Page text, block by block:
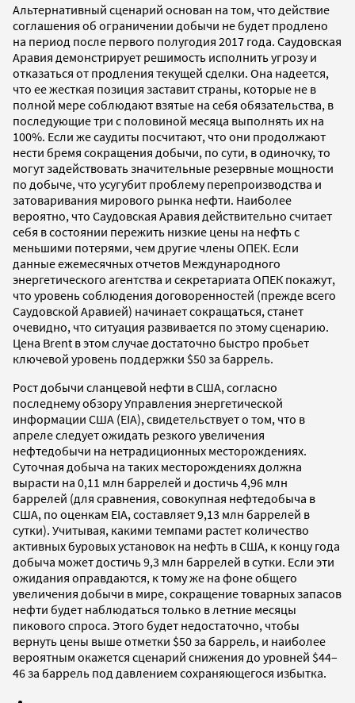
Альтернативный сценарий основан на том, что действие
соглашения об ограничении добычи не будет продлено
на период после первого полугодия 2017 года. Саудовская
Аравия демонстрирует решимость исполнить угрозу и
отказаться от продления текущей сделки. Она надеется,
что ее жесткая позиция заставит страны, которые не в
полной мере соблюдают взятые на себя обязательства, в
последующие три с половиной месяца выполнять их на
100%. Если же саудиты посчитают, что они продолжают
нести бремя сокращения добычи, по сути, в одиночку, то
могут задействовать значительные резервные мощности
по добыче, что усугубит проблему перепроизводства и
затоваривания мирового рынка нефти. Наиболее
вероятно, что Саудовская Аравия действительно считает
себя в состоянии пережить низкие цены на нефть с
меньшими потерями, чем другие члены ОПЕК. Если
данные ежемесячных отчетов Международного
энергетического агентства и секретариата ОПЕК покажут,
что уровень соблюдения договоренностей (прежде всего
Саудовской Аравией) начинает сокращаться, станет
очевидно, что ситуация развивается по этому сценарию.
Цена Brent в этом случае достаточно быстро пробьет
ключевой уровень поддержки $50 за баррель.
Рост добычи сланцевой нефти в США, согласно
последнему обзору Управления энергетической
информации США (EIA), свидетельствует о том, что в
апреле следует ожидать резкого увеличения
нефтедобычи на нетрадиционных месторождениях.
Суточная добыча на таких месторождениях должна
вырасти на 0,11 млн баррелей и достичь 4,96 млн
баррелей (для сравнения, совокупная нефтедобыча в
США, по оценкам EIA, составляет 9,13 млн баррелей в
сутки). Учитывая, какими темпами растет количество
активных буровых установок на нефть в США, к концу года
добыча может достичь 9,3 млн баррелей в сутки. Если эти
ожидания оправдаются, к тому же на фоне общего
увеличения добычи в мире, сокращение товарных запасов
нефти будет наблюдаться только в летние месяцы
пикового спроса. Этого будет недостаточно, чтобы
вернуть цены выше отметки $50 за баррель, и наиболее
вероятным окажется сценарий снижения до уровней $44–
46 за баррель под давлением сохраняющегося избытка.